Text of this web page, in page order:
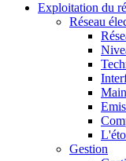
Exploitation du
Réseau
Gestion